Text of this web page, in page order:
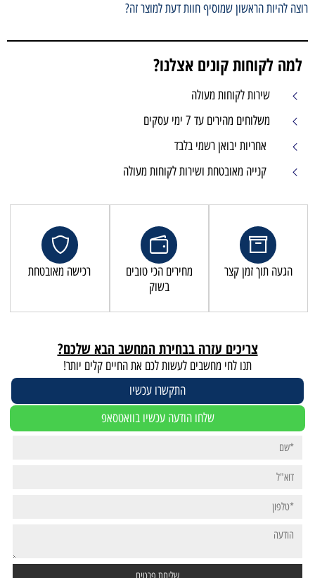
רוצה להיות הראשון שמוסיף חוות דעת למוצר זה?
למה לקוחות קונים אצלנו?
שירות לקוחות מעולה
משלוחים מהירים עד 7 ימי עסקים
אחריות יבואן רשמי בלבד
קנייה מאובטחת ושירות לקוחות מעולה
הגעה תוך זמן קצר
מחירים הכי טובים
בשוק
רכישה מאובטחת
צריכים עזרה בבחירת המחשב הבא שלכם?
תנו לחי מחשבים לעשות לכם את החיים קלים יותר!
התקשרו עכשיו
שלחו הודעה עכשיו בוואטסאפ